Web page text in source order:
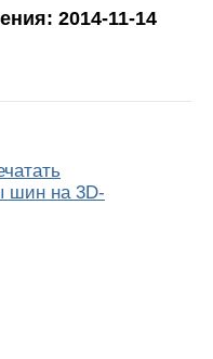
2014-11-14
шин на 3D-